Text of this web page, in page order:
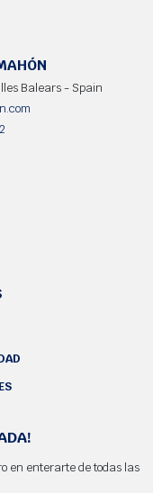
Balears - Spain
en enterarte de todas las